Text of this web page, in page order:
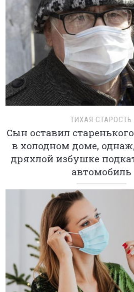
ТИХАЯ СТАРОСТЬ
Сын оставил
в холодном доме,
дряхлой избушке
автомобиль